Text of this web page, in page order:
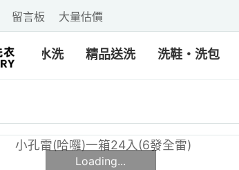
留言板 大量估價
乾洗・水洗 精品送洗 洗鞋・洗包
Loading...